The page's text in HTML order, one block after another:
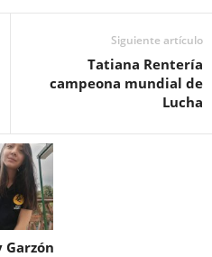
Siguiente artículo
Tatiana Rentería
campeona mundial de
Lucha
Garzón